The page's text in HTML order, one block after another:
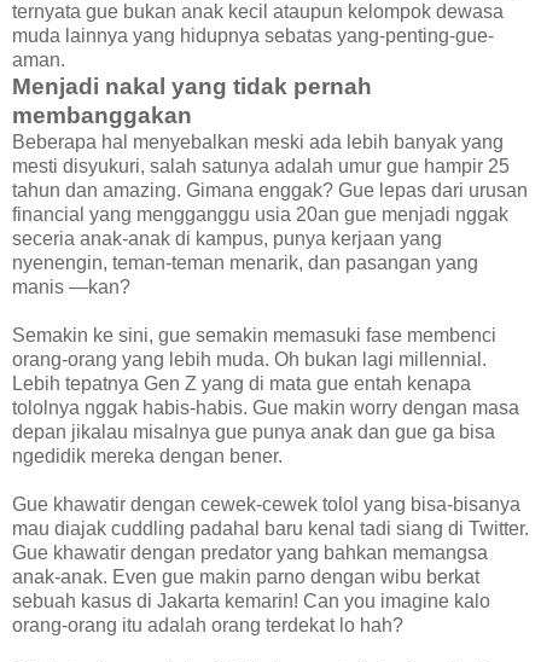
ternyata gue bukan anak kecil ataupun kelompok dewasa
muda lainnya yang hidupnya sebatas yang-penting-gue-
aman.
Menjadi nakal yang tidak pernah
membanggakan
Beberapa hal menyebalkan meski ada lebih banyak yang
mesti disyukuri, salah satunya adalah umur gue hampir 25
tahun dan amazing. Gimana enggak? Gue lepas dari urusan
financial yang mengganggu usia 20an gue menjadi nggak
seceria anak-anak di kampus, punya kerjaan yang
nyenengin, teman-teman menarik, dan pasangan yang
manis —kan?
Semakin ke sini, gue semakin memasuki fase membenci
orang-orang yang lebih muda. Oh bukan lagi millennial.
Lebih tepatnya Gen Z yang di mata gue entah kenapa
tololnya nggak habis-habis. Gue makin worry dengan masa
depan jikalau misalnya gue punya anak dan gue ga bisa
ngedidik mereka dengan bener.
Gue khawatir dengan cewek-cewek tolol yang bisa-bisanya
mau diajak cuddling padahal baru kenal tadi siang di Twitter.
Gue khawatir dengan predator yang bahkan memangsa
anak-anak. Even gue makin parno dengan wibu berkat
sebuah kasus di Jakarta kemarin! Can you imagine kalo
orang-orang itu adalah orang terdekat lo hah?